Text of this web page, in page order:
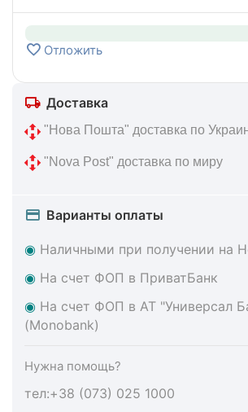
Отложить
Доставка
"Нова Пошта" доставка по
"Nova Post" доставка по миру
Варианты оплаты
◉ Наличными при получении на
◉ На счет ФОП в ПриватБанк
◉ На счет ФОП в АТ "Универсал
(Monobank)
Нужна помощь?
тел:+38 (073) 025 1000